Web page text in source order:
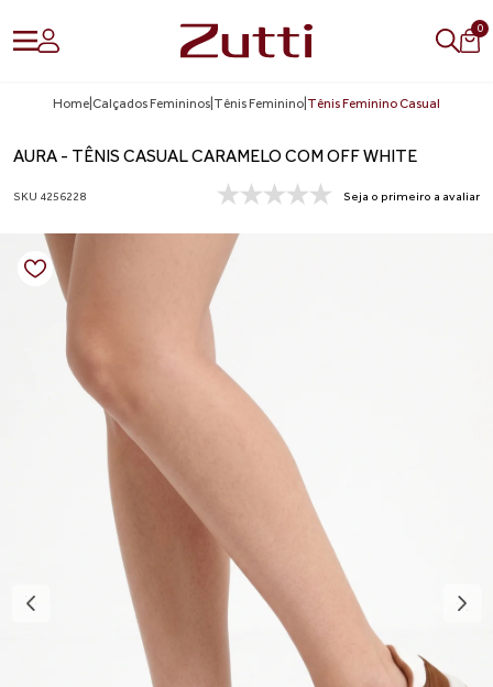
0
Home Calçados Femininos Tênis Feminino Tênis Feminino Casual
AURA - TÊNIS CASUAL CARAMELO COM OFF WHITE
SKU 4256228 Seja o primeiro a avaliar